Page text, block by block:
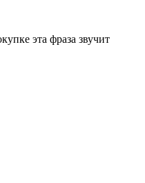
эта фраза звучит